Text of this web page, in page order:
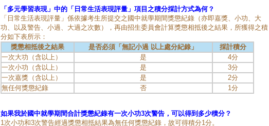
「多元學習表現」中的「日常生活表現評量」項目之積分採計方式為何？
「日常生活表現評量」係依據考生所提交之國中就學期間獎懲紀錄（亦即嘉獎、小功、大
功、以及警告、小過、大過之次數），再由招生委員會計算獎懲相抵後之結果，所獲得之積
分如下表所示：
獎懲相抵後之結果
是否必須「無記小過 以上處分紀錄」
採計積分
一次大功（含以上）
是
4分
一次小功（含以上）
是
3分
一次嘉獎（含以上）
是
2分
無任何獎懲紀錄
否 1分
如果我於國中就學期間合計獎懲紀錄有一次小功3次警告，可以得到多少積分？
1次小功和3次警告經過獎懲相抵結果為無任何獎懲紀錄，故可得積分1分。